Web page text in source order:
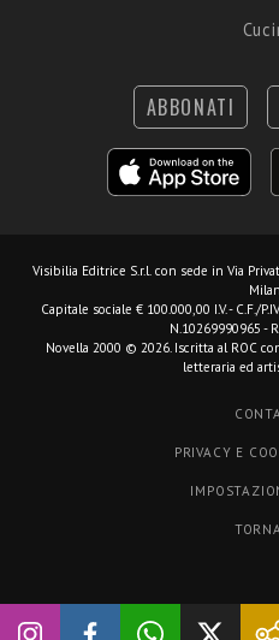
ABBONATI
Visibilia Editrice S.r.l. con sede in Via
Capitale sociale € 100.000,00 I.V. - C.F./
N.10269990965 -
Novella 2000 © 2026. Iscritta al ROC
letteraria ed
PRIVACY E